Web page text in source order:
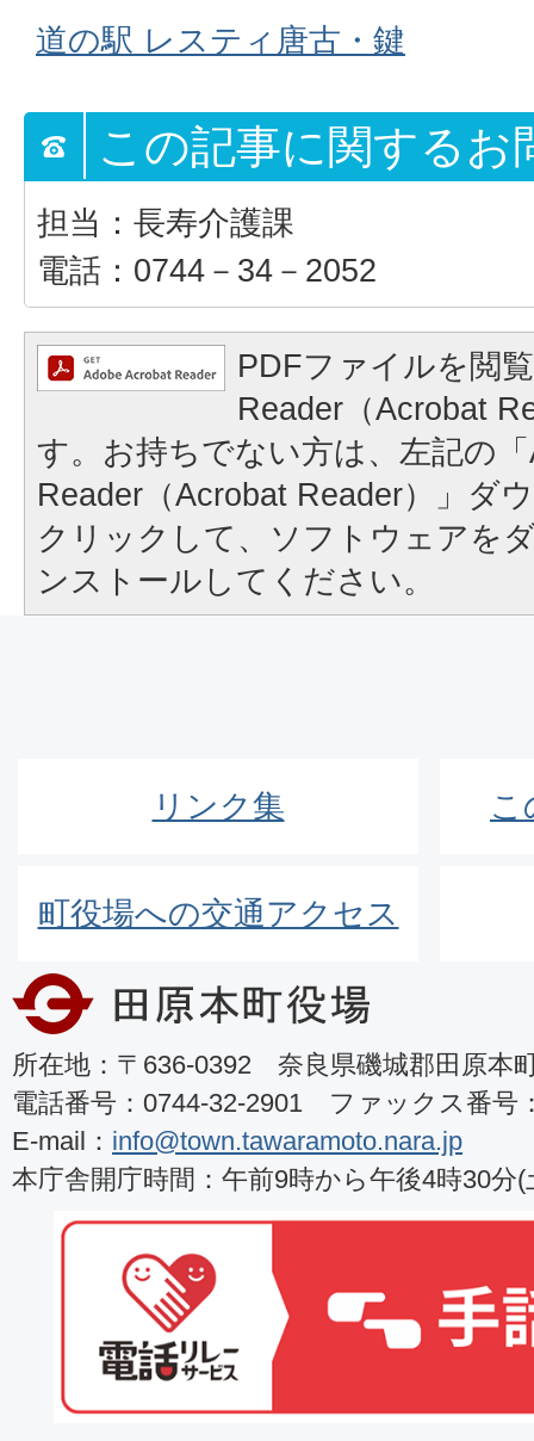
道の駅 レスティ唐古・鍵
この記事に関するお
担当：長寿介護課
電話：0744－34－2052
PDFファイルを閲
Reader（Acrobat
す。お持ちでない方は、左記の
Reader（Acrobat Reader）」ダ
クリックして、ソフトウェアを
ンストールしてください。
リンク集 こ
町役場への交通アクセス
所在地：〒636-0392 奈良県磯城郡田原本
電話番号：0744-32-2901 ファックス番号
E-mail： info@town.tawaramoto.nara.jp
本庁舎開庁時間：午前9時から午後4時30分